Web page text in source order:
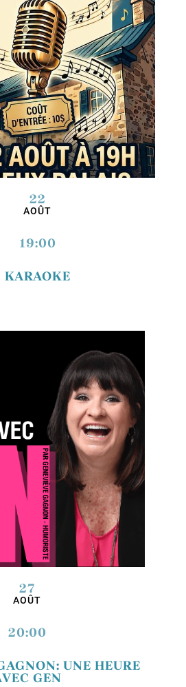
22
AOÛT
19:00
KARAOKE
27
AOÛT
20:00
UNE HEURE
GEN